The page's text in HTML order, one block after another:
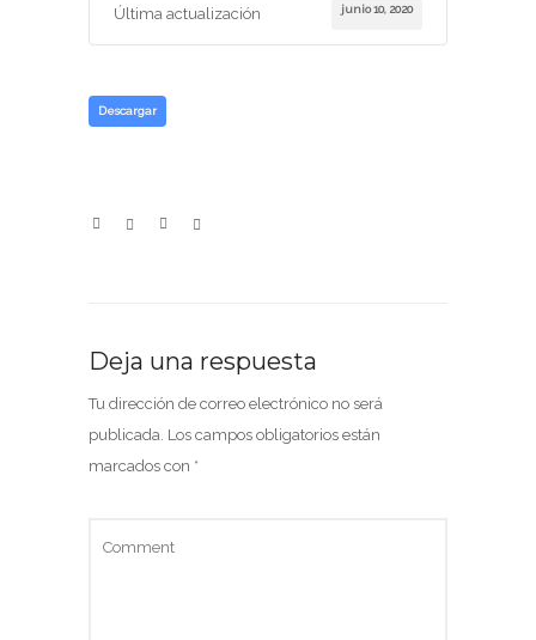
Última actualización junio 10, 2020
Descargar
Deja una respuesta
Tu dirección de correo electrónico no será
publicada. Los campos obligatorios están
marcados con *